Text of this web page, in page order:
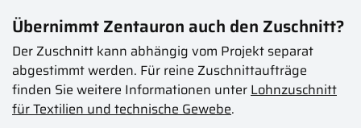
Übernimmt Zentauron auch den Zuschnitt?
Der Zuschnitt kann abhängig vom Projekt separat
abgestimmt werden. Für reine Zuschnittaufträge
finden Sie weitere Informationen unter Lohnzuschnitt
für Textilien und technische Gewebe.